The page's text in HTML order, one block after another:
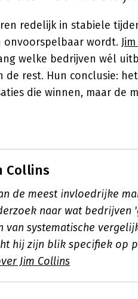
redelijk in stabiele
onvoorspelbaar wordt.
welke bedrijven wél
de rest. Hun conclusie:
die winnen, maar de
Collins
de meest invloedrijke
naar wat bedrijven
van systematische
hij zijn blik specifiek op
Jim Collins